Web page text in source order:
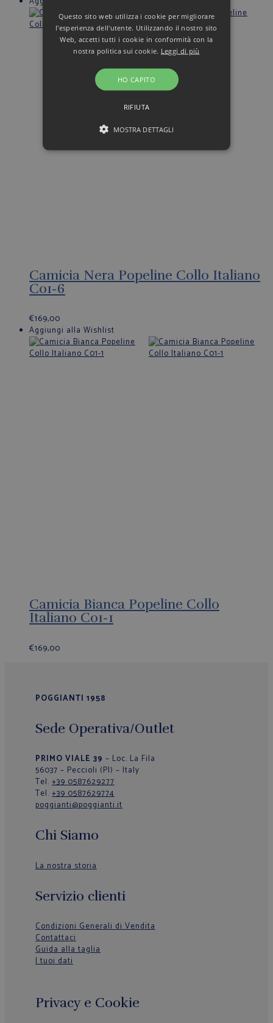
Camicia Nera Popeline Collo Italiano
C01-6
€169,00
Aggiungi alla Wishlist
Camicia Bianca Popeline Collo
Italiano C01-1
€169,00
POGGIANTI 1958
Sede Operativa/Outlet
PRIMO VIALE 39 – Loc. La Fila
56037 – Peccioli (PI) – Italy
Tel. +39 0587629277
Tel. +39 0587629774
poggianti@poggianti.it
Chi Siamo
La nostra storia
Servizio clienti
Condizioni Generali di Vendita
Contattaci
Guida alla taglia
I tuoi dati
Privacy e Cookie
Questo sito web utilizza i cookie per migliorare
l'esperienza dell'utente. Utilizzando il nostro sito
Web, accetti tutti i cookie in conformità con la
nostra politica sui cookie. Leggi di più
HO CAPITO
RIFIUTA
MOSTRA DETTAGLI